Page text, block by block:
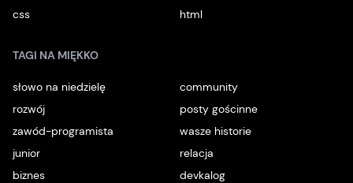
css
html
TAGI NA MIĘKKO
słowo na niedzielę
community
rozwój
posty gościnne
zawód-programista
wasze historie
junior
relacja
biznes
devkalog